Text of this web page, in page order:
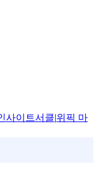
사이트서클|위픽 마